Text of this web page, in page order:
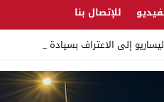
للإتصال بنا
إلى الاعتراف بسيادة المغرب على _